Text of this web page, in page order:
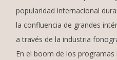
popularidad internacional
la confluencia de grandes
a través de la industria
En el boom de los